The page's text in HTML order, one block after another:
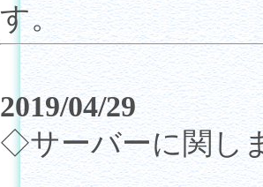
す。
2019/04/29
◇サーバーに関し